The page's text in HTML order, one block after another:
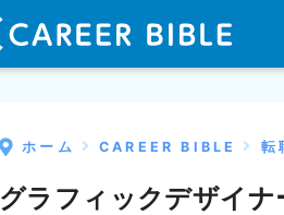
ホーム CAREER BIBLE 転
グラフィックデザイ